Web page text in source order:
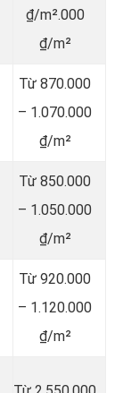
₫/m².000
₫/m²
Từ 870.000
– 1.070.000
₫/m²
Từ 850.000
– 1.050.000
₫/m²
Từ 920.000
– 1.120.000
₫/m²